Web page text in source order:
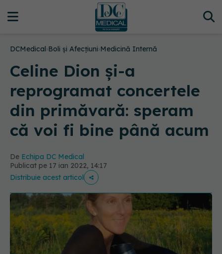
DCMedical›Boli și Afecțiuni›Medicină Internă
Celine Dion și-a
reprogramat concertele
din primăvară: speram
că voi fi bine până acum
De Echipa DC Medical
Publicat pe 17 ian 2022, 14:17
Distribuie acest articol